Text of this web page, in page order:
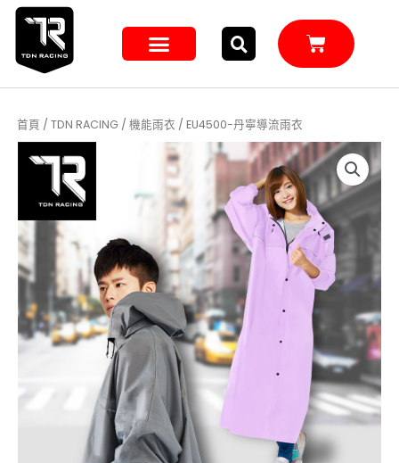
購
物
籃
首頁 / TDN RACING / 機能雨衣 / EU4500-丹寧導流雨衣